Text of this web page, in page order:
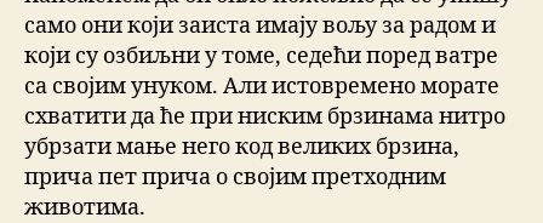
само они који заиста имају вољу за радом и
који су озбиљни у томе, седећи поред ватре
са својим унуком. Али истовремено морате
схватити да ће при ниским брзинама нитро
убрзати мање него код великих брзина,
прича пет прича о својим претходним
животима.